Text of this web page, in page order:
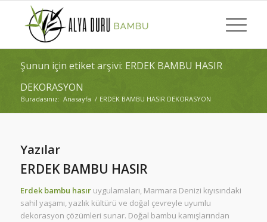
Şunun için etiket arşivi: ERDEK BAMBU HASIR
DEKORASYON
Buradasınız: Anasayfa / ERDEK BAMBU HASIR DEKORASYON
Yazılar
ERDEK BAMBU HASIR
Erdek bambu hasıruygulamaları, Marmara Denizi kıyısındaki
sahil yaşamı, yazlık kültürü ve doğal çevreyle uyumlu
dekorasyon çözümleri sunar. Doğal bambu kamışlarından